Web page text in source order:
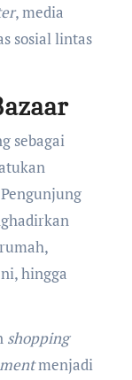
, media
sosial lintas
sebagai
hingga
shopping
menjadi